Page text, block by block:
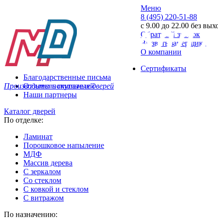
Производитель стальных дверей
Меню
8 (495) 220-51-88
с 9.00 до 22.00 без
Обратный звонок
Вызвать замерщика
О компании
Сертификаты
Благодарственные письма
Отзывы покупателей
Наши партнеры
Каталог дверей
По отделке:
Ламинат
Порошковое напыление
МДФ
Массив дерева
С зеркалом
Со стеклом
С ковкой и стеклом
С витражом
По назначению: